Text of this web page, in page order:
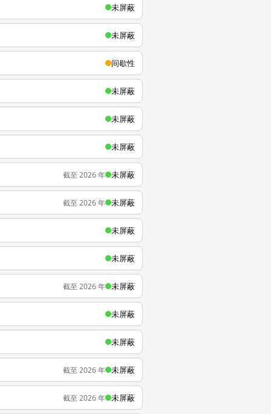
未屏蔽
未屏蔽
间歇性
未屏蔽
未屏蔽
未屏蔽
截至 2026 年 未屏蔽
截至 2026 年 未屏蔽
未屏蔽
未屏蔽
截至 2026 年 未屏蔽
未屏蔽
未屏蔽
截至 2026 年 未屏蔽
截至 2026 年 未屏蔽